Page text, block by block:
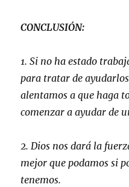
CONCLUSIÓN:
1. Si no ha estado
para tratar de
alentamos a que haga
comenzar a ayudar de
2. Dios nos dará la
mejor que podamos si
tenemos.